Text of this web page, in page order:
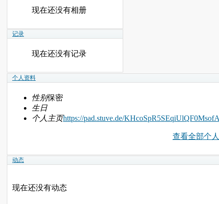
现在还没有相册
记录
现在还没有记录
个人资料
性别保密
生日
个人主页https://pad.stuve.de/
查看全部个
动态
现在还没有动态